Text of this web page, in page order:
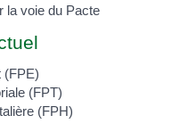
la voie du Pacte
(FPE)
(FPT)
(FPH)